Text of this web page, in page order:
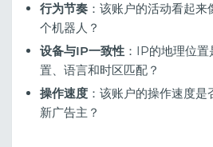
行为节奏 ：该账户的活动看起
个机器人？
设备与IP一致性 ：IP的地理位
置、语言和时区匹配？
操作速度 ：该账户的操作速度
新广告主？